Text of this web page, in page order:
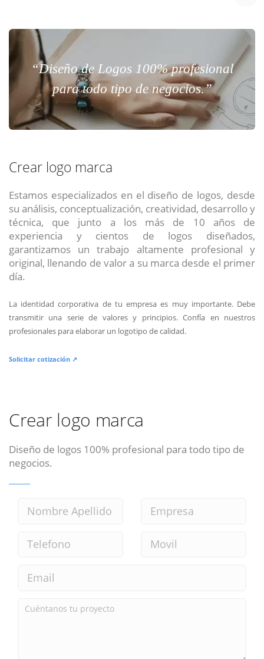
“Diseño de Logos 100% profesional
para todo tipo de negocios.”
Crear logo marca
Estamos especializados en el diseño de logos, desde
su análisis, conceptualización, creatividad, desarrollo y
técnica, que junto a los más de 10 años de
experiencia y cientos de logos diseñados,
garantizamos un trabajo altamente profesional y
original, llenando de valor a su marca desde el primer
día.
La identidad corporativa de tu empresa es muy importante. Debe
transmitir una serie de valores y principios. Confía en nuestros
profesionales para elaborar un logotipo de calidad.
Solicitar cotización ↗
Crear logo marca
Diseño de logos 100% profesional para todo tipo de
negocios.